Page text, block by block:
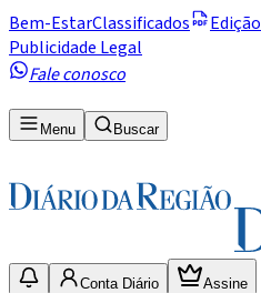
Bem-EstarClassificados
Publicidade Legal
Fale conosco
Menu Buscar
Conta Diário Assine